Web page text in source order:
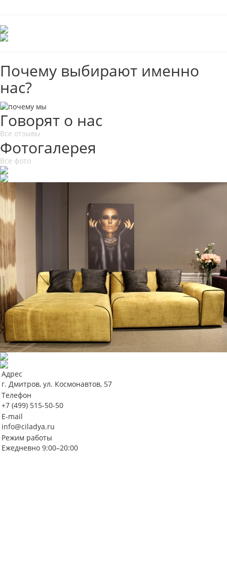
Почему выбирают именно
нас?
Говорят о нас
Все отзывы
Фотогалерея
Все фото
Адрес
г. Дмитров, ул. Космонавтов, 57
Телефон
+7 (499) 515-50-50
E-mail
info@ciladya.ru
Режим работы
Ежедневно 9:00–20:00